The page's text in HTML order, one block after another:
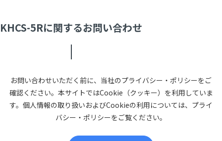
KHCS-5Rに関するお問い合わせ
お問い合わせいただく前に、当社のプライバシー・ポリシーをご
確認ください。本サイトではCookie（クッキー）を利用していま
す。個人情報の取り扱いおよびCookieの利用については、プライ
バシー・ポリシーをご覧ください。